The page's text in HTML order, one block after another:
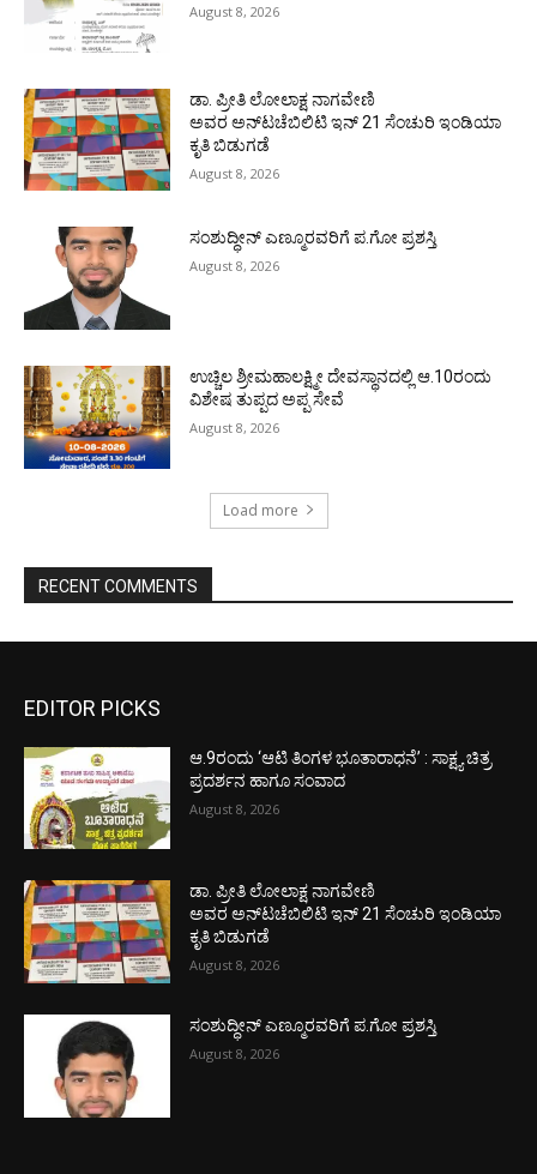
August 8, 2026
ಡಾ. ಪ್ರೀತಿ ಲೋಲಾಕ್ಷ ನಾಗವೇಣಿ
ಅವರ ಅನ್‌ಟಚೆಬಿಲಿಟಿ ಇನ್ 21 ಸೆಂಚುರಿ ಇಂಡಿಯಾ
ಕೃತಿ ಬಿಡುಗಡೆ
August 8, 2026
ಸಂಶುದ್ಧೀನ್ ಎಣ್ಮೂರವರಿಗೆ ಪ.ಗೋ ಪ್ರಶಸ್ತಿ
August 8, 2026
ಉಚ್ಚಿಲ ಶ್ರೀಮಹಾಲಕ್ಷ್ಮೀ ದೇವಸ್ಥಾನದಲ್ಲಿ ಆ.10ರಂದು
ವಿಶೇಷ ತುಪ್ಪದ ಅಪ್ಪ ಸೇವೆ
August 8, 2026
Load more
RECENT COMMENTS
EDITOR PICKS
ಆ.9ರಂದು ‘ಆಟಿ ತಿಂಗಳ ಭೂತಾರಾಧನೆ’ : ಸಾಕ್ಷ್ಯ ಚಿತ್ರ
ಪ್ರದರ್ಶನ ಹಾಗೂ ಸಂವಾದ
August 8, 2026
ಡಾ. ಪ್ರೀತಿ ಲೋಲಾಕ್ಷ ನಾಗವೇಣಿ
ಅವರ ಅನ್‌ಟಚೆಬಿಲಿಟಿ ಇನ್ 21 ಸೆಂಚುರಿ ಇಂಡಿಯಾ
ಕೃತಿ ಬಿಡುಗಡೆ
August 8, 2026
ಸಂಶುದ್ಧೀನ್ ಎಣ್ಮೂರವರಿಗೆ ಪ.ಗೋ ಪ್ರಶಸ್ತಿ
August 8, 2026